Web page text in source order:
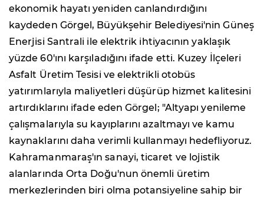
ekonomik hayatı yeniden canlandırdığını
kaydeden Görgel, Büyükşehir Belediyesi'nin Güneş
Enerjisi Santrali ile elektrik ihtiyacının yaklaşık
yüzde 60'ını karşıladığını ifade etti. Kuzey İlçeleri
Asfalt Üretim Tesisi ve elektrikli otobüs
yatırımlarıyla maliyetleri düşürüp hizmet kalitesini
artırdıklarını ifade eden Görgel; "Altyapı yenileme
çalışmalarıyla su kayıplarını azaltmayı ve kamu
kaynaklarını daha verimli kullanmayı hedefliyoruz.
Kahramanmaraş'ın sanayi, ticaret ve lojistik
alanlarında Orta Doğu'nun önemli üretim
merkezlerinden biri olma potansiyeline sahip bir